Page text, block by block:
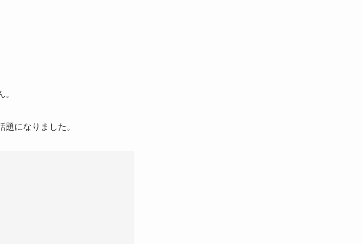
になりました。